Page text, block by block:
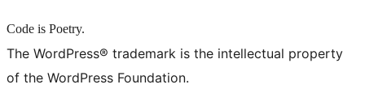
Code is Poetry.
The WordPress® trademark is the intellectual property
of the WordPress Foundation.